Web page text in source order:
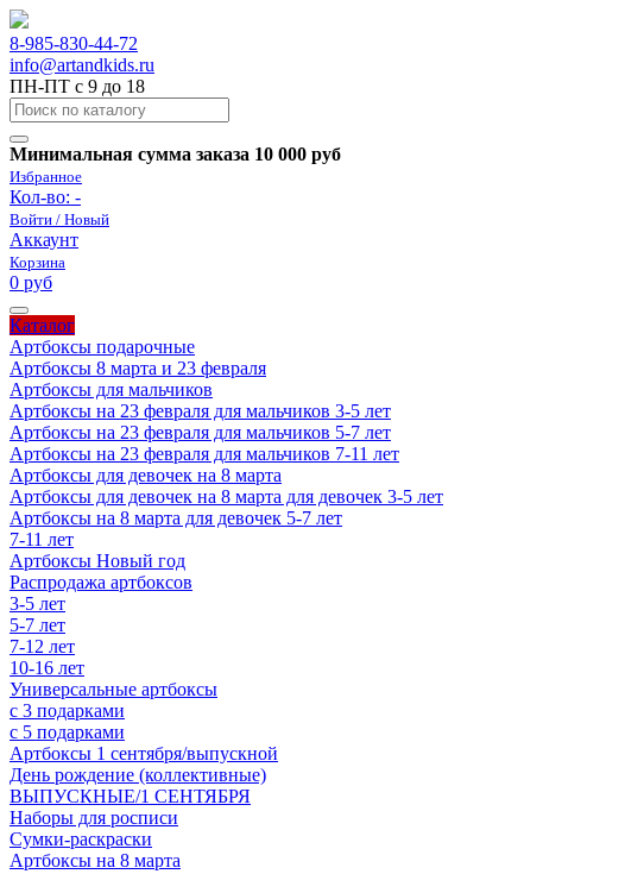
8-985-830-44-72
info@artandkids.ru
ПН-ПТ с 9 до 18
Минимальная сумма заказа 10 000 руб
Избранное
Кол-во: -
Войти / Новый
Аккаунт
Корзина
0 руб
Каталог
Артбоксы подарочные
Артбоксы 8 марта и 23 февраля
Артбоксы для мальчиков
Артбоксы на 23 февраля для мальчиков 3-5 лет
Артбоксы на 23 февраля для мальчиков 5-7 лет
Артбоксы на 23 февраля для мальчиков 7-11 лет
Артбоксы для девочек на 8 марта
Артбоксы для девочек на 8 марта для девочек 3-5 лет
Артбоксы на 8 марта для девочек 5-7 лет
7-11 лет
Артбоксы Новый год
Распродажа артбоксов
3-5 лет
5-7 лет
7-12 лет
10-16 лет
Универсальные артбоксы
с 3 подарками
с 5 подарками
Артбоксы 1 сентября/выпускной
День рождение (коллективные)
ВЫПУСКНЫЕ/1 СЕНТЯБРЯ
Наборы для росписи
Сумки-раскраски
Артбоксы на 8 марта